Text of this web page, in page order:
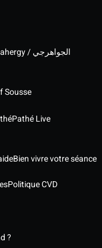
El Gawahergy / الجواهرجي
Sousse
Pathé Live
Bien vivre votre séance
Politique CVD
?